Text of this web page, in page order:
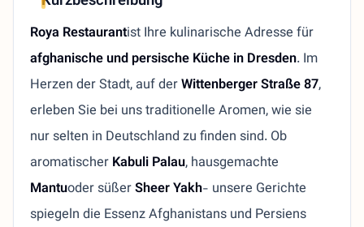
Roya Restaurantist Ihre kulinarische Adresse für
afghanische und persische Küche in Dresden. Im
Herzen der Stadt, auf derWittenberger Straße 87,
erleben Sie bei uns traditionelle Aromen, wie sie
nur selten in Deutschland zu finden sind. Ob
aromatischerKabuli Palau, hausgemachte
Mantuoder süßerSheer Yakh- unsere Gerichte
spiegeln die Essenz Afghanistans und Persiens